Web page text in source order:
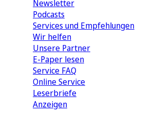
Newsletter
Podcasts
Services und Empfehlungen
Wir helfen
Unsere Partner
E-Paper lesen
Service FAQ
Online Service
Leserbriefe
Anzeigen